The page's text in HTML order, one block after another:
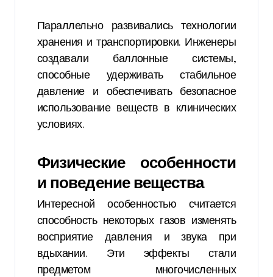
Параллельно развивались технологии
хранения и транспортировки. Инженеры
создавали баллонные системы,
способные удерживать стабильное
давление и обеспечивать безопасное
использование веществ в клинических
условиях.
Физические особенности
и поведение вещества
Интересной особенностью считается
способность некоторых газов изменять
восприятие давления и звука при
вдыхании. Эти эффекты стали
предметом многочисленных